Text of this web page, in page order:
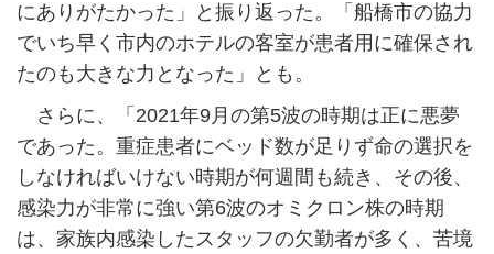
にありがたかった」と振り返った。「船橋市の協力
でいち早く市内のホテルの客室が患者用に確保され
たのも大きな力となった」とも。
さらに、「2021年9月の第5波の時期は正に悪夢
であった。重症患者にベッド数が足りず命の選択を
しなければいけない時期が何週間も続き、その後、
感染力が非常に強い第6波のオミクロン株の時期
は、家族内感染したスタッフの欠勤者が多く、苦境